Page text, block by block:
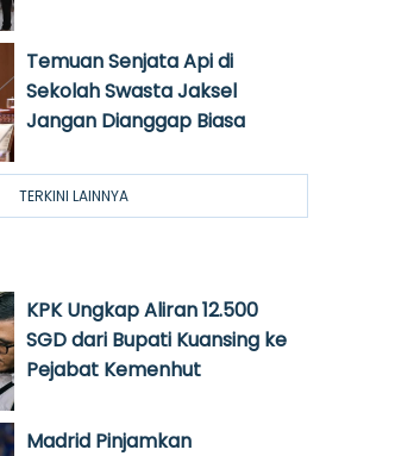
Temuan Senjata Api di
Sekolah Swasta Jaksel
Jangan Dianggap Biasa
TERKINI LAINNYA
KPK Ungkap Aliran 12.500
SGD dari Bupati Kuansing ke
Pejabat Kemenhut
Madrid Pinjamkan